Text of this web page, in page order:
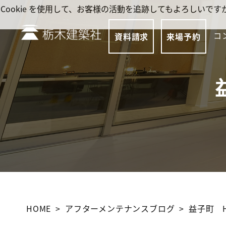
資料請求 来場予約 コ
HOME アフターメンテナンスブログ 益子町
Cookie を使用して、お客様の活動を追跡してもよろしいで